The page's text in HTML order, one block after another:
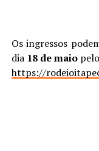
Os ingressos
dia 18 de maio
https://